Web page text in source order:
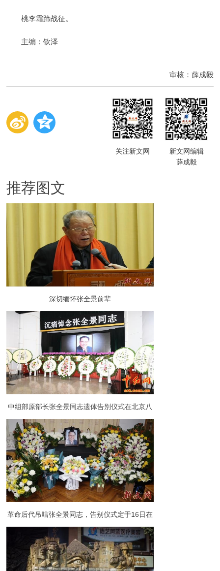
桃李霜蹄战征。
主编：钦泽
审核：薛成毅
关注新文网
新文网编辑
薛成毅
推荐图文
深切缅怀张全景前辈
中组部原部长张全景同志遗体告别仪式在北京八
宝山举行
革命后代吊唁张全景同志，告别仪式定于16日在
八宝山革命公墓举行